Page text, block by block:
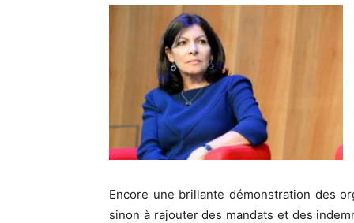
Encore une brillante démonstration des
sinon à rajouter des mandats et des